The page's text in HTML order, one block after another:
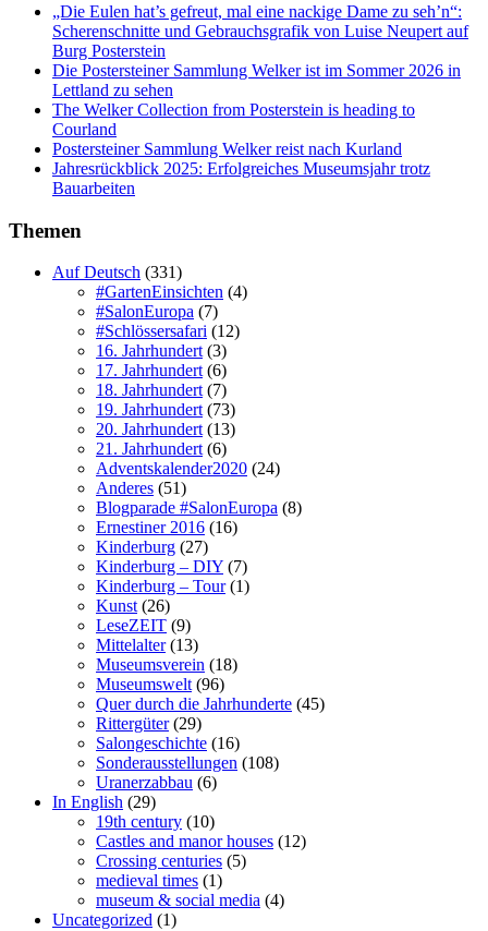
„Die Eulen hat’s gefreut, mal eine nackige Dame zu seh’n“:
Scherenschnitte und Gebrauchsgrafik von Luise Neupert auf
Burg Posterstein
Die Postersteiner Sammlung Welker ist im Sommer 2026 in
Lettland zu sehen
The Welker Collection from Posterstein is heading to
Courland
Postersteiner Sammlung Welker reist nach Kurland
Jahresrückblick 2025: Erfolgreiches Museumsjahr trotz
Bauarbeiten
Themen
Auf Deutsch (331)
#GartenEinsichten (4)
#SalonEuropa (7)
#Schlössersafari (12)
16. Jahrhundert (3)
17. Jahrhundert (6)
18. Jahrhundert (7)
19. Jahrhundert (73)
20. Jahrhundert (13)
21. Jahrhundert (6)
Adventskalender2020 (24)
Anderes (51)
Blogparade #SalonEuropa (8)
Ernestiner 2016 (16)
Kinderburg (27)
Kinderburg – DIY (7)
Kinderburg – Tour(1)
Kunst (26)
LeseZEIT (9)
Mittelalter(13)
Museumsverein (18)
Museumswelt (96)
Quer durch die Jahrhunderte (45)
Rittergüter(29)
Salongeschichte (16)
Sonderausstellungen (108)
Uranerzabbau (6)
In English (29)
19th century (10)
Castles and manor houses (12)
Crossing centuries (5)
medieval times (1)
museum & social media (4)
Uncategorized (1)